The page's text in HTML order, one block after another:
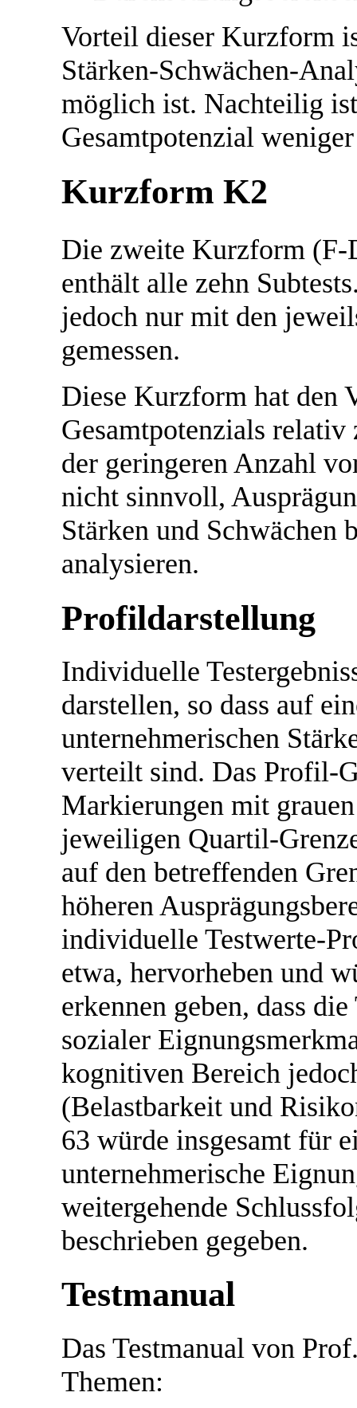
Vorteil dieser Kurzform
Stärken-Schwächen-
möglich ist. Nachteilig
Gesamtpotenzial
Kurzform K2
Die zweite Kurzform (F-
enthält alle zehn
jedoch nur mit den
gemessen.
Diese Kurzform hat den
Gesamtpotenzials
der geringeren Anzahl
nicht sinnvoll,
Stärken und Schwächen
analysieren.
Profildarstellung
Individuelle
darstellen, so dass auf
unternehmerischen
verteilt sind. Das Profil-
Markierungen mit
jeweiligen Quartil-
auf den betreffenden
höheren
individuelle Testwerte-
etwa, hervorheben und
erkennen geben, dass
sozialer
kognitiven Bereich
(Belastbarkeit und
63 würde insgesamt für
unternehmerische
weitergehende
beschrieben gegeben.
Testmanual
Das Testmanual von
Themen: